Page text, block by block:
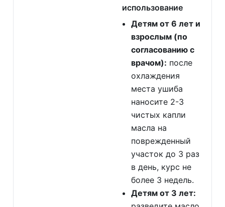
использование
Детям от 6 лет и
взрослым (по
согласованию с
врачом): после
охлаждения
места ушиба
наносите 2-3
чистых капли
масла на
поврежденный
участок до 3 раз
в день, курс не
более 3 недель.
Детям от 3 лет: